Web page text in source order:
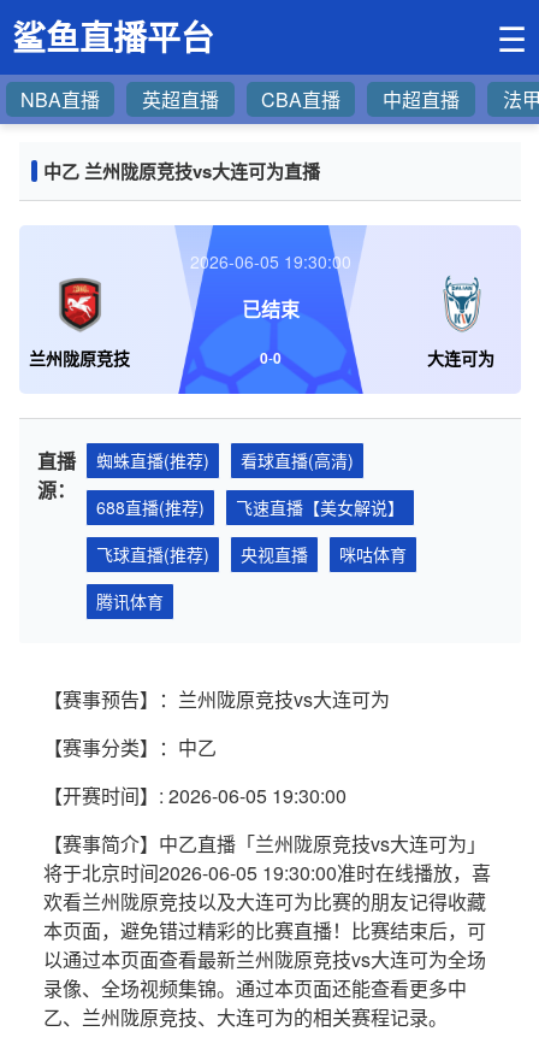
鲨鱼直播平台 ☰
NBA直播 英超直播 CBA直播 中超直播 法
中乙 兰州陇原竞技vs大连可为直播
兰州陇原竞技 大连可为
2026-06-05 19:30:00
已结束
0-0
直播
源：
蜘蛛直播(推荐)
看球直播(高清)
688直播(推荐)
飞速直播【美女解说】
飞球直播(推荐)
央视直播
咪咕体育
腾讯体育
【赛事预告】：兰州陇原竞技vs大连可为
【赛事分类】：中乙
【开赛时间】: 2026-06-05 19:30:00
【赛事简介】中乙直播「兰州陇原竞技vs大连可为」
将于北京时间2026-06-05 19:30:00准时在线播放，喜
欢看兰州陇原竞技以及大连可为比赛的朋友记得收藏
本页面，避免错过精彩的比赛直播！比赛结束后，可
以通过本页面查看最新兰州陇原竞技vs大连可为全场
录像、全场视频集锦。通过本页面还能查看更多中
乙、兰州陇原竞技、大连可为的相关赛程记录。